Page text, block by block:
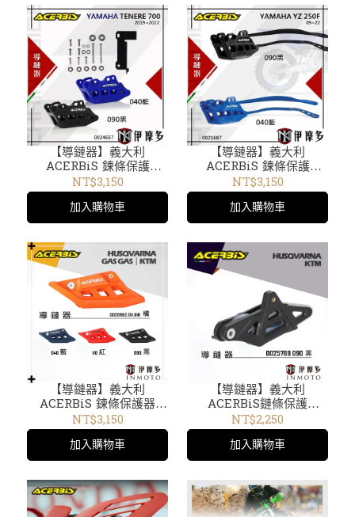
【導鏈器】義大利
ACERBiS 鍊條保護
YAMAHA TENERE 700
越野車改裝品 0024657
24657
NT$3,150
加入購物車
【導鏈器】義大利
ACERBiS 鍊條保護
YAMAHA YZ 125 250 05-
22越野車改裝品0021687
NT$3,150
加入購物車
【導鏈器】義大利
ACERBiS 鍊條保護器
KTM HUSQVARNA GAS
GAS 0025962 25962
NT$3,150
加入購物車
【導鏈器】義大利
ACERBiS鏈條保護
HUSQVARNA KTM
0025789 090黑 25789
NT$2,250
加入購物車